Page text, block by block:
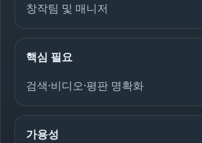
창작팀 및 매니저
핵심 필요
검색·비디오·평판 명확화
가용성